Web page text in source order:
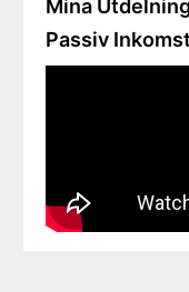
Mina
Passiv